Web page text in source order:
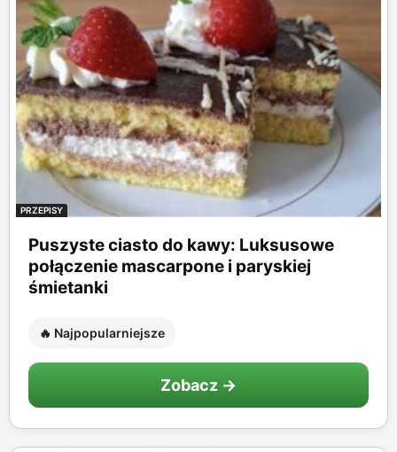
PRZEPISY
Puszyste ciasto do kawy: Luksusowe
połączenie mascarpone i paryskiej
śmietanki
🔥 Najpopularniejsze
Zobacz →